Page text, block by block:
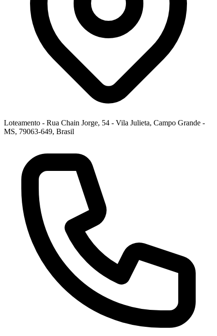
Loteamento - Rua Chain Jorge, 54 - Vila Julieta, Campo Grande -
MS, 79063-649, Brasil